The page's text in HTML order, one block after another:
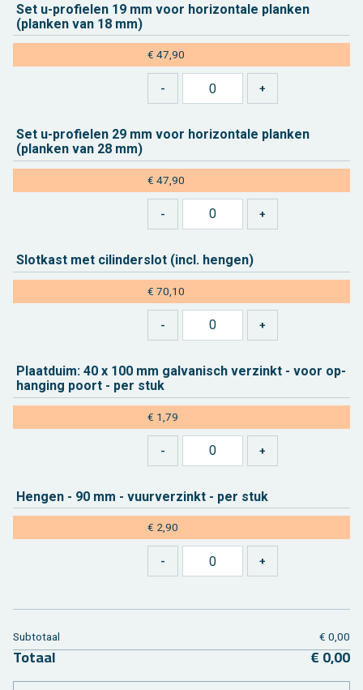
Set u-pro­fie­len 19 mm voor ho­ri­zon­ta­le plan­ken
(plan­ken van 18 mm)
€ 47,90
Set u-pro­fie­len 29 mm voor ho­ri­zon­ta­le plan­ken
(plan­ken van 28 mm)
€ 47,90
Slot­kast met ci­lin­der­slot (incl. hen­gen)
€ 70,10
Plaat­duim: 40 x 100 mm gal­va­nisch ver­zinkt - voor op­
han­ging poort - per stuk
€ 1,79
Hen­gen - 90 mm - vuur­ver­zinkt - per stuk
€ 2,90
Sub­to­taal € 0,00
To­taal € 0,00